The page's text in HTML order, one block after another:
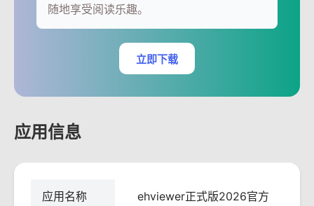
随地享受阅读乐趣。
立即下载
应用信息
应用名称
ehviewer正式版2026官方